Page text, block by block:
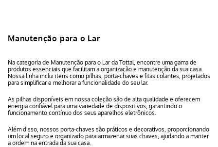
Manutenção para o Lar
Na categoria de Manutenção para o Lar da Tottal, encontre uma gama de
produtos essenciais que facilitam a organização e manutenção da sua casa.
Nossa linha inclui itens como pilhas, porta-chaves e fitas colantes, projetados
para simplificar e melhorar a funcionalidade do seu lar.
As pilhas disponíveis em nossa coleção são de alta qualidade e oferecem
energia confiável para uma variedade de dispositivos, garantindo o
funcionamento contínuo dos seus aparelhos eletrônicos.
Além disso, nossos porta-chaves são práticos e decorativos, proporcionando
um local seguro e organizado para armazenar suas chaves, ajudando a manter
a ordem na entrada da sua casa.